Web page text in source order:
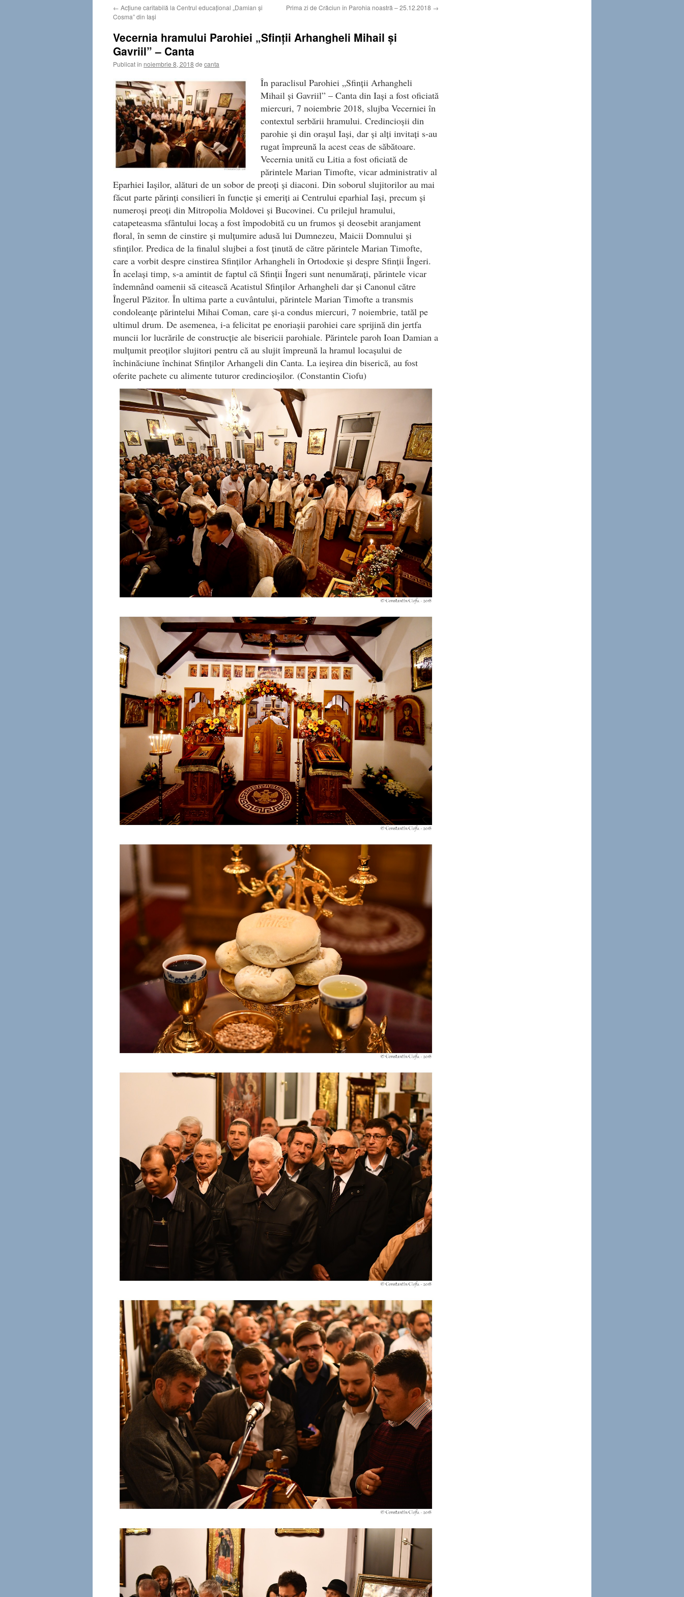
← Acţiune caritabilă la Centrul educaţional „Damian şi
Cosma” din Iaşi
Prima zi de Crăciun în Parohia noastră – 25.12.2018 →
Vecernia hramului Parohiei „Sfinţii Arhangheli Mihail şi
Gavriil” – Canta
Publicat în noiembrie 8, 2018 de canta
În paraclisul Parohiei „Sfinţii Arhangheli
Mihail şi Gavriil” – Canta din Iaşi a fost oficiată
miercuri, 7 noiembrie 2018, slujba Vecerniei în
contextul serbării hramului. Credincioşii din
parohie şi din oraşul Iaşi, dar şi alţi invitaţi s-au
rugat împreună la acest ceas de săbătoare.
Vecernia unită cu Litia a fost oficiată de
părintele Marian Timofte, vicar administrativ al
Eparhiei Iaşilor, alături de un sobor de preoţi şi diaconi. Din soborul slujitorilor au mai
făcut parte părinţi consilieri în funcţie şi emeriţi ai Centrului eparhial Iaşi, precum şi
numeroşi preoţi din Mitropolia Moldovei şi Bucovinei. Cu prilejul hramului,
catapeteasma sfântului locaş a fost împodobită cu un frumos şi deosebit aranjament
floral, în semn de cinstire şi mulţumire adusă lui Dumnezeu, Maicii Domnului şi
sfinţilor. Predica de la finalul slujbei a fost ţinută de către părintele Marian Timofte,
care a vorbit despre cinstirea Sfinţilor Arhangheli în Ortodoxie şi despre Sfinţii Îngeri.
În acelaşi timp, s-a amintit de faptul că Sfinţii Îngeri sunt nenumăraţi, părintele vicar
îndemnând oamenii să citească Acatistul Sfinţilor Arhangheli dar şi Canonul către
Îngerul Păzitor. În ultima parte a cuvântului, părintele Marian Timofte a transmis
condoleanţe părintelui Mihai Coman, care şi-a condus miercuri, 7 noiembrie, tatăl pe
ultimul drum. De asemenea, i-a felicitat pe enoriaşii parohiei care sprijină din jertfa
muncii lor lucrările de construcţie ale bisericii parohiale. Părintele paroh Ioan Damian a
mulţumit preoţilor slujitori pentru că au slujit împreună la hramul locaşului de
închinăciune închinat Sfinţilor Arhangeli din Canta. La ieşirea din biserică, au fost
oferite pachete cu alimente tuturor credincioşilor. (Constantin Ciofu)